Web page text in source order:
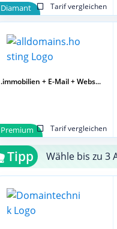
Diamant Tarif vergleichen
Premium Tarif vergleichen
.immobilien + E-Mail + Webs...
Tipp Wähle bis zu 3